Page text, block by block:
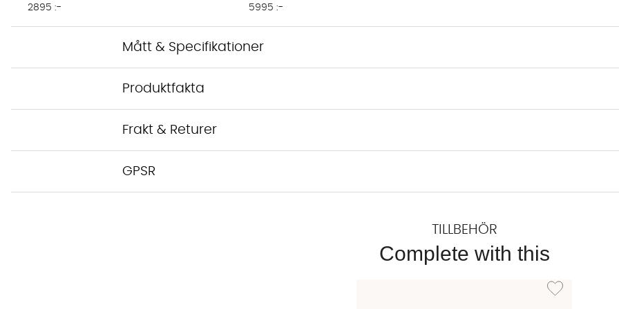
2895 :- 5995 :-
Mått & Specifikationer
Produktfakta
Frakt & Returer
GPSR
TILLBEHÖR
Complete with this
Lägg till i